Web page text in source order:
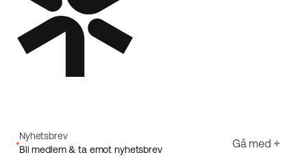
Nyhetsbrev
Bli medlem & ta emot nyhetsbrev
Gå med